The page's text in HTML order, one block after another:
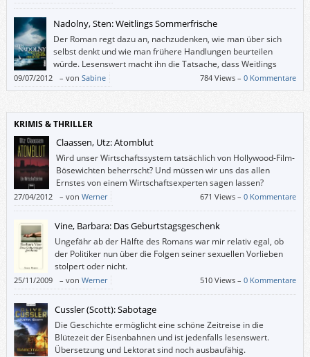
Nadolny, Sten: Weitlings Sommerfrische
Der Roman regt dazu an, nachzudenken, wie man über sich
selbst denkt und wie man frühere Handlungen beurteilen
würde. Lesenswert macht ihn die Tatsache, dass Weitlings
Aufenthalt in der Vergangenheit so ausführlich geschildert
wird – mit jedem Detail und jeder neuen Veränderung fragt sich der
welche Auswirkungen das hat.
09/07/2012 – von Sabine 784 Views –0 Kommentare
KRIMIS & THRILLER
Claassen, Utz: Atomblut
Wird unser Wirtschaftssystem tatsächlich von Hollywood-Film-
Bösewichten beherrscht? Und müssen wir uns das allen
Ernstes von einem Wirtschaftsexperten sagen lassen?
27/04/2012 – von Werner 671 Views –0 Kommentare
Vine, Barbara: Das Geburtstagsgeschenk
Ungefähr ab der Hälfte des Romans war mir relativ egal, ob
der Politiker nun über die Folgen seiner sexuellen Vorlieben
stolpert oder nicht.
25/11/2009 – von Werner 510 Views –0 Kommentare
Cussler (Scott): Sabotage
Die Geschichte ermöglicht eine schöne Zeitreise in die
Blütezeit der Eisenbahnen und ist jedenfalls lesenswert.
Übersetzung und Lektorat sind noch ausbaufähig.